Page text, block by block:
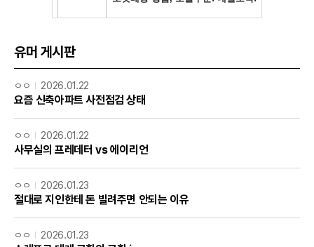
유머 게시판
ㅇㅇ 2026.01.22
요즘 신축아파트 사전점검 상태
ㅇㅇ 2026.01.22
사무실의 프레데터 vs 에이리언
ㅇㅇ 2026.01.23
절대로 지인한테 돈 빌려주면 안되는 이유
ㅇㅇ 2026.01.23